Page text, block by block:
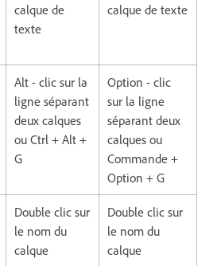
calque de
texte
calque de texte
Alt - clic sur la
ligne séparant
deux calques
ou Ctrl + Alt +
G
Option - clic
sur la ligne
séparant deux
calques ou
Commande +
Option + G
Double clic sur
le nom du
calque
Double clic sur
le nom du
calque